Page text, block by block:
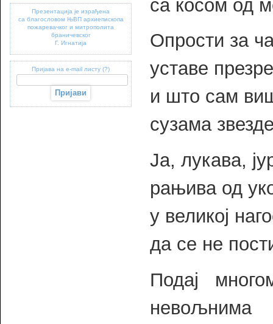
Презентација је израђена
са благословом ЊВП архиепископа
пожаревачког и митрополита
браничевског
Г. Игнатија
Пријава на e-mail листу (?)
са косом од
Опрости за
уставе
и што сам
сузама
Ја, лукава,
рањива од
у великој
да се не
Подај
невољнима